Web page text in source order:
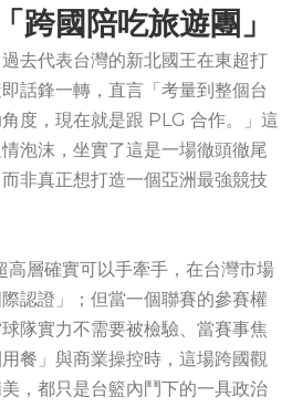
跨國陪吃旅遊團」
去代表台灣的新北國王在東超打
話鋒一轉，直言「考量到整個台
度，現在就是跟 PLG 合作。」這
泡沫，坐實了這是一場徹頭徹尾
非真正想打造一個亞洲最強競技
高層確實可以手牽手，在台灣市場
認證」；但當一個聯賽的參賽權
隊實力不需要被檢驗、當賽事焦
餐」與商業操控時，這場跨國觀
，都只是台籃內鬥下的一具政治